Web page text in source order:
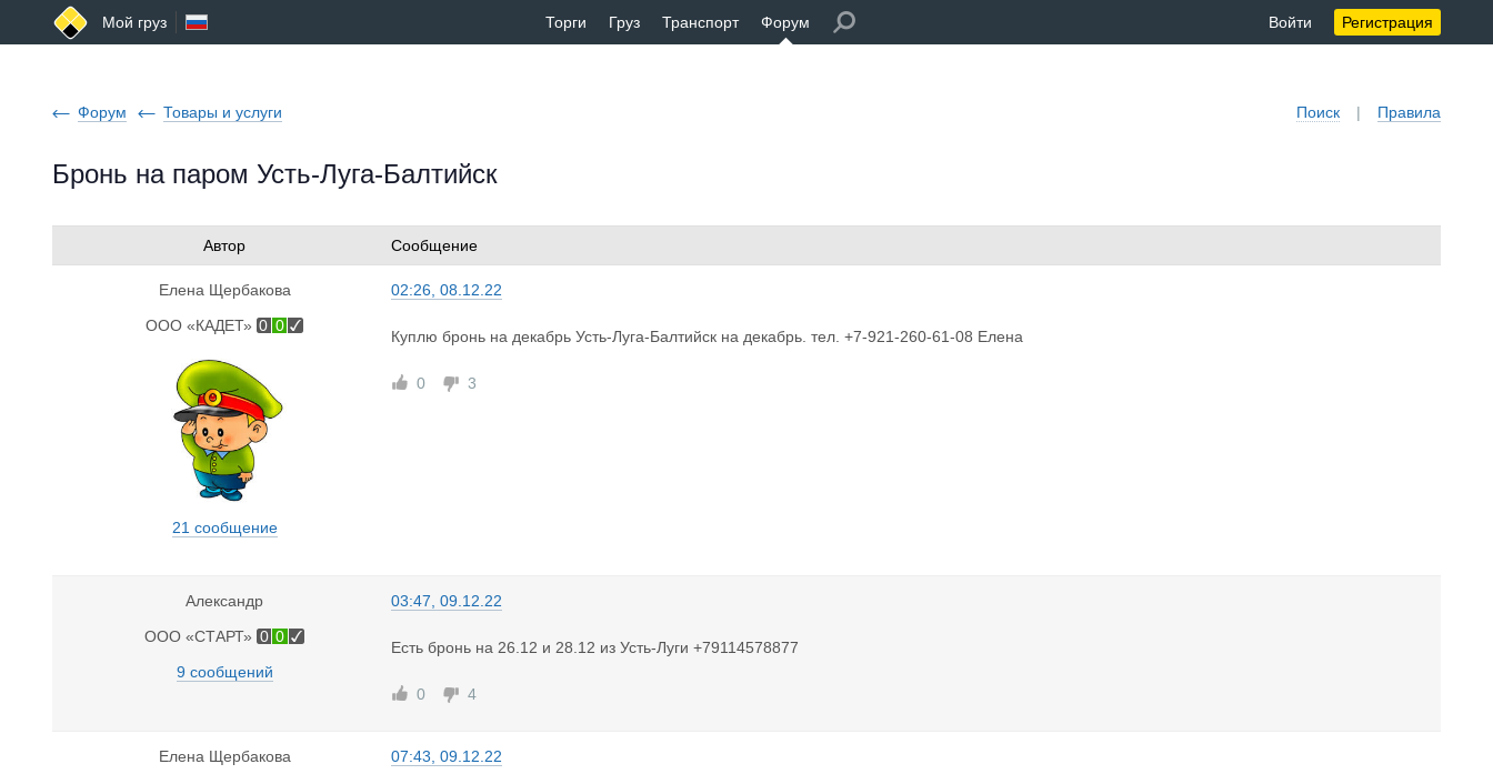
Мой груз Торги Груз Транспорт Форум Войти Регистрация
Поиск | Правила
Форум Товары и услуги
Бронь на паром Усть-Луга-Балтийск
Автор Сообщение
Елена Щербакова
ООО «КАДЕТ» 0 0
21 сообщение
02:26, 08.12.22
Куплю бронь на декабрь Усть-Луга-Балтийск на декабрь. тел. +7-921-260-61-08 Елена
0 3
Александр
ООО «СТАРТ» 0 0
9 сообщений
03:47, 09.12.22
Есть бронь на 26.12 и 28.12 из Усть-Луги +79114578877
0 4
Елена Щербакова
07:43, 09.12.22